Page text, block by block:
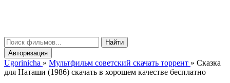
Найти
Авторизация
Ugorinicha » Мультфильм советский скачать торрент » Сказка
для Наташи (1986) скачать в хорошем качестве бесплатно